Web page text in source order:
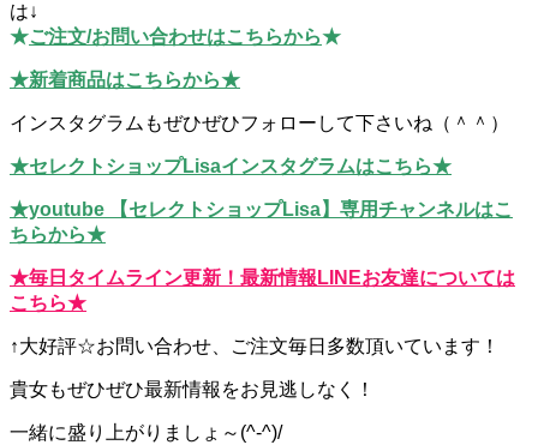
は↓
★ご注文/お問い合わせはこちらから★
★新着商品はこちらから★
インスタグラムもぜひぜひフォローして下さいね（＾＾）
★セレクトショップLisaインスタグラムはこちら★
★youtube 【セレクトショップLisa】専用チャンネルはこ
ちらから★
★毎日タイムライン更新！最新情報LINEお友達については
こちら★
↑大好評☆お問い合わせ、ご注文毎日多数頂いています！
貴女もぜひぜひ最新情報をお見逃しなく！
一緒に盛り上がりましょ～(^-^)/